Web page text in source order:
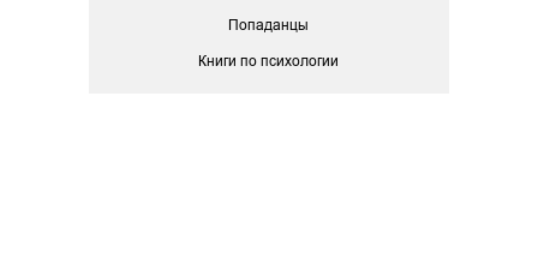
Попаданцы
Книги по психологии